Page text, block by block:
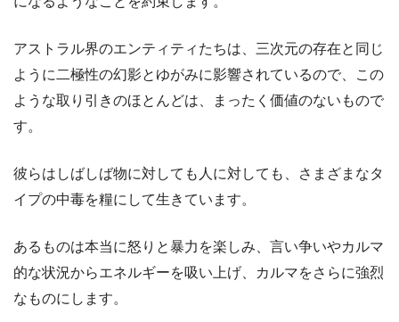
アストラル界のエンティティたちは、三次元の存在と同じ
ように二極性の幻影とゆがみに影響されているので、この
ような取り引きのほとんどは、まったく価値のないもので
す。
彼らはしばしば物に対しても人に対しても、さまざまなタ
イプの中毒を糧にして生きています。
あるものは本当に怒りと暴力を楽しみ、言い争いやカルマ
的な状況からエネルギーを吸い上げ、カルマをさらに強烈
なものにします。